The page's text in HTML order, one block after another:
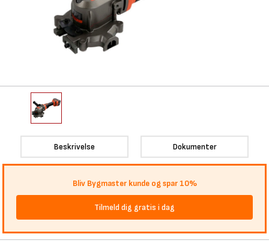
Beskrivelse Dokumenter
Bliv Bygmaster kunde og spar 10%
Tilmeld dig gratis i dag